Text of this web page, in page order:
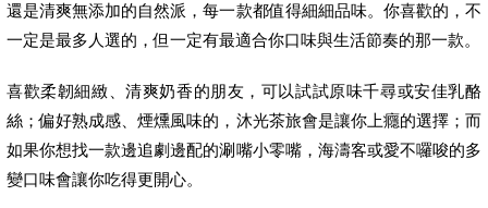
還是清爽無添加的自然派，每一款都值得細細品味。你喜歡的，不
一定是最多人選的，但一定有最適合你口味與生活節奏的那一款。
喜歡柔韌細緻、清爽奶香的朋友，可以試試原味千尋或安佳乳酪
絲；偏好熟成感、煙燻風味的，沐光茶旅會是讓你上癮的選擇；而
如果你想找一款邊追劇邊配的涮嘴小零嘴，海濤客或愛不囉唆的多
變口味會讓你吃得更開心。